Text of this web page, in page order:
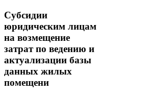
Субсидии
юридическим лицам
на возмещение
затрат по ведению и
актуализации базы
данных жилых
помещени